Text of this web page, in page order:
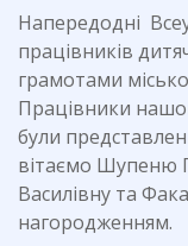
Напередодні
працівників
грамотами
Працівники
були
вітаємо Шупеню
Василівну та
нагородженням.